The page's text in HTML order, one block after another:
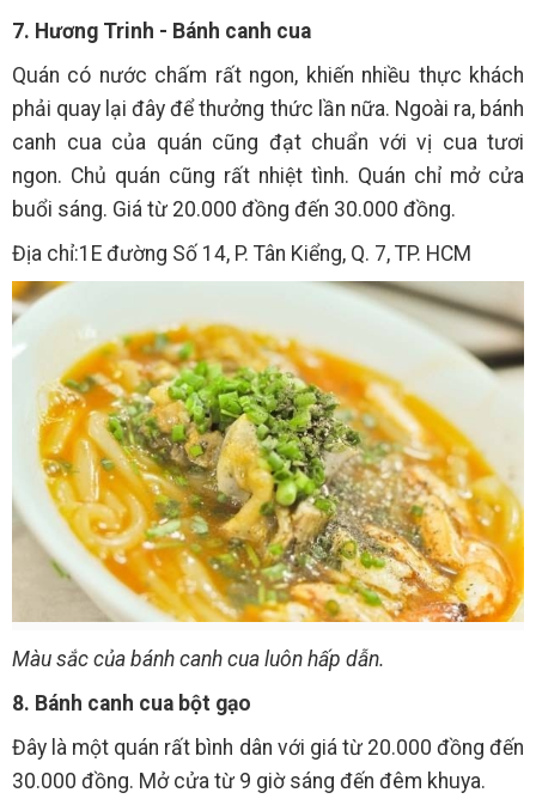
7. Hương Trinh - Bánh canh cua
Quán có nước chấm rất ngon, khiến nhiều thực khách
phải quay lại đây để thưởng thức lần nữa. Ngoài ra, bánh
canh cua của quán cũng đạt chuẩn với vị cua tươi
ngon. Chủ quán cũng rất nhiệt tình. Quán chỉ mở cửa
buổi sáng. Giá từ 20.000 đồng đến 30.000 đồng.
Địa chỉ:1E đường Số 14, P. Tân Kiểng, Q. 7, TP. HCM
Màu sắc của bánh canh cua luôn hấp dẫn.
8. Bánh canh cua bột gạo
Đây là một quán rất bình dân với giá từ 20.000 đồng đến
30.000 đồng. Mở cửa từ 9 giờ sáng đến đêm khuya.